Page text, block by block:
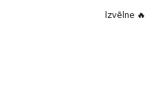
Izvēlne 🔥